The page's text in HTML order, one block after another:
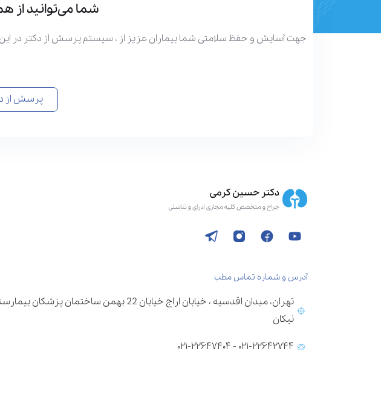
شما می‌توانید از
جهت آسایش و حفظ سلامتی شما بیماران عزیز از ، سیستم پرسش از دکتر در
پرسش از
آدرس و شماره تماس مطب
تهران، میدان اقدسیه ، خیابان اراج خیابان 22 بهمن ساختمان پزشکان
نیکان
۰۲۱-۲۲۶۴۲۷۴۴ - ۰۲۱-۲۲۶۴۷۴۰۴